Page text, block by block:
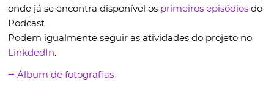
onde já se encontra disponível os primeiros episódios do
Podcast
Podem igualmente seguir as atividades do projeto no
LinkdedIn.
⭢ Álbum de fotografias